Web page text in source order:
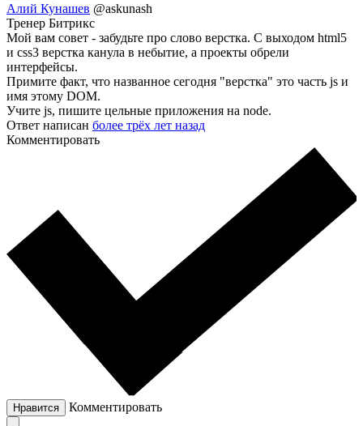
Алий Кунашев @askunash
Тренер Битрикс
Мой вам совет - забудьте про слово верстка. С выходом html5
и css3 верстка канула в небытие, а проекты обрели
интерфейсы.
Примите факт, что названное сегодня "верстка" это часть js и
имя этому DOM.
Учите js, пишите цельные приложения на node.
Ответ написан более трёх лет назад
Комментировать
Нравится Комментировать